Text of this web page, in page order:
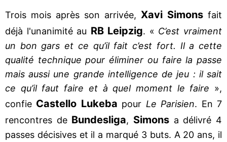
Trois mois après son arrivée, Xavi Simons fait
déjà l'unanimité au RB Leipzig. « C’est vraiment
un bon gars et ce qu’il fait c’est fort. Il a cette
qualité technique pour éliminer ou faire la passe
mais aussi une grande intelligence de jeu : il sait
ce qu’il faut faire et à quel moment le faire »,
confie Castello Lukeba pour Le Parisien. En 7
rencontres de Bundesliga, Simons a délivré 4
passes décisives et il a marqué 3 buts. A 20 ans, il